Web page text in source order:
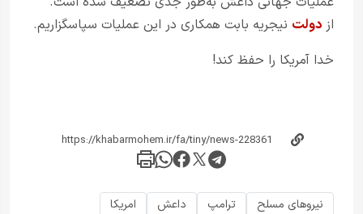
از دولت نیجریه بابت همکاری در این عملیات سپاسگزاریم.
خدا آمریکا را حفظ کند!
نیروهای مسلح ترامپ داعش امریکا